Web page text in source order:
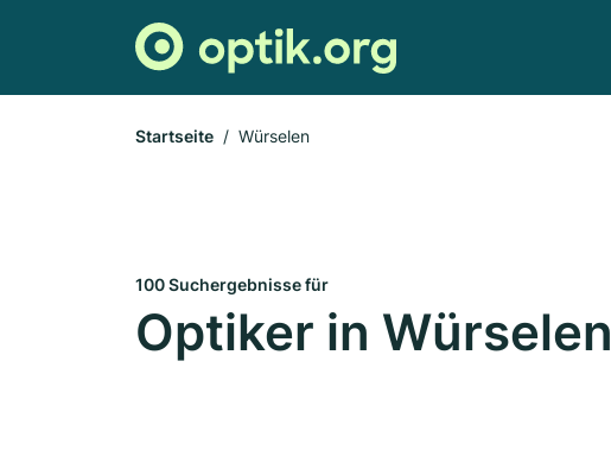
Startseite Würselen
100 Suchergebnisse für
Optiker in Würselen